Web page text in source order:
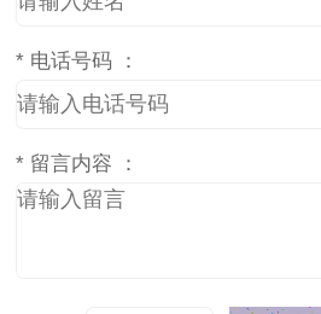
* 电话号码 ：
* 留言内容 ：